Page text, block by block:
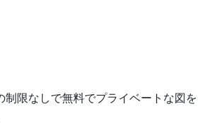
制限なしで無料でプライベートな図を